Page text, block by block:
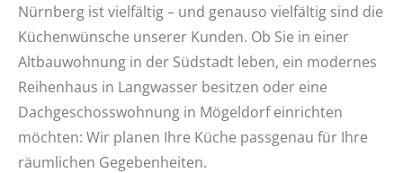
Nürnberg ist vielfältig – und genauso vielfältig sind die
Küchenwünsche unserer Kunden. Ob Sie in einer
Altbauwohnung in der Südstadt leben, ein modernes
Reihenhaus in Langwasser besitzen oder eine
Dachgeschosswohnung in Mögeldorf einrichten
möchten: Wir planen Ihre Küche passgenau für Ihre
räumlichen Gegebenheiten.